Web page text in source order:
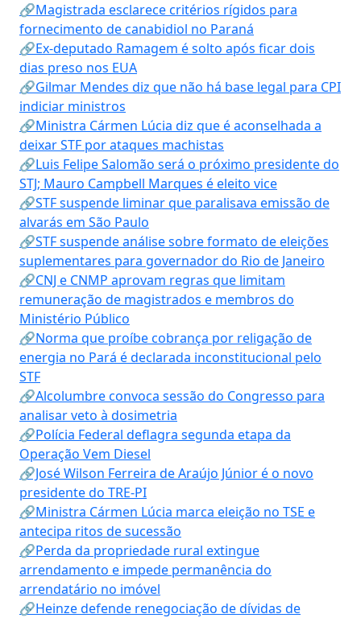
🔗Magistrada esclarece critérios rígidos para
fornecimento de canabidiol no Paraná
🔗Ex-deputado Ramagem é solto após ficar dois
dias preso nos EUA
🔗Gilmar Mendes diz que não há base legal para CPI
indiciar ministros
🔗Ministra Cármen Lúcia diz que é aconselhada a
deixar STF por ataques machistas
🔗Luis Felipe Salomão será o próximo presidente do
STJ; Mauro Campbell Marques é eleito vice
🔗STF suspende liminar que paralisava emissão de
alvarás em São Paulo
🔗STF suspende análise sobre formato de eleições
suplementares para governador do Rio de Janeiro
🔗CNJ e CNMP aprovam regras que limitam
remuneração de magistrados e membros do
Ministério Público
🔗Norma que proíbe cobrança por religação de
energia no Pará é declarada inconstitucional pelo
STF
🔗Alcolumbre convoca sessão do Congresso para
analisar veto à dosimetria
🔗Polícia Federal deflagra segunda etapa da
Operação Vem Diesel
🔗José Wilson Ferreira de Araújo Júnior é o novo
presidente do TRE-PI
🔗Ministra Cármen Lúcia marca eleição no TSE e
antecipa ritos de sucessão
🔗Perda da propriedade rural extingue
arrendamento e impede permanência do
arrendatário no imóvel
🔗Heinze defende renegociação de dívidas de